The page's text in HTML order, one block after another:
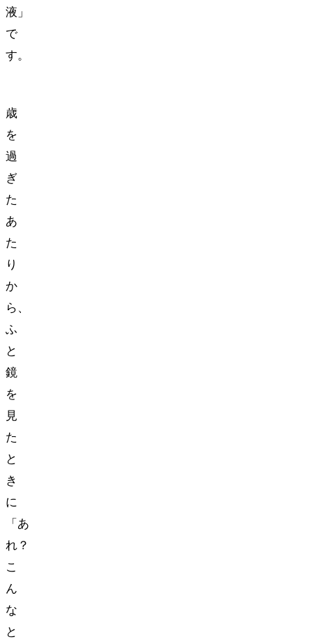
液」
で
す。
歳
を
過
ぎ
た
あ
た
り
か
ら、
ふ
と
鏡
を
見
た
と
き
に
「あ
れ？
こ
ん
な
と